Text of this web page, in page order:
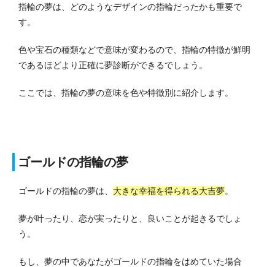
指輪の夢は、どのようなデザインの指輪だったかも重要で
す。
色や宝石の種類などで意味が変わるので、指輪の特徴が鮮明
であるほどより正確に夢診断ができるでしょう。
ここでは、指輪の夢の意味を色や特徴別に紹介します。
ゴールドの指輪の夢
ゴールドの指輪の夢は、 大きな幸福を得られる大吉夢。
夢が叶ったり、恋が実ったりと、良いことが起きるでしょ
う。
もし、夢の中であなたがゴールドの指輪をはめていた場合